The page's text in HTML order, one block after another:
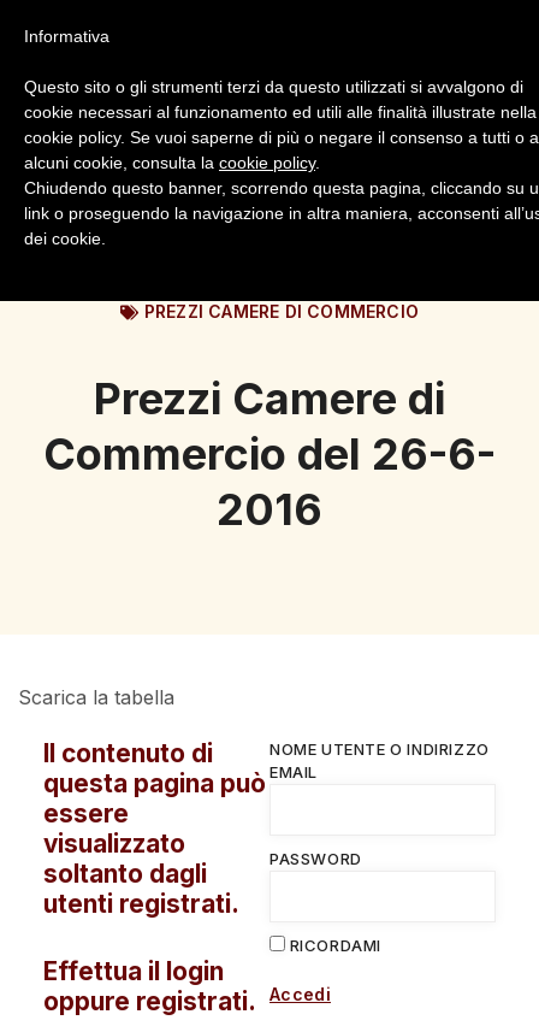
Login Registrazione
PREZZI CAMERE DI COMMERCIO
Prezzi Camere di
Commercio del 26-6-
2016
Scarica la tabella
Il contenuto di
questa pagina può
essere
visualizzato
soltanto dagli
utenti registrati.
Effettua il login
oppure registrati.
NOME UTENTE O INDIRIZZO
EMAIL
PASSWORD
RICORDAMI
Accedi
Informativa
Questo sito o gli strumenti terzi da questo utilizzati si avvalgono di
cookie necessari al funzionamento ed utili alle finalità illustrate nella
cookie policy. Se vuoi saperne di più o negare il consenso a tutti o
alcuni cookie, consulta la cookie policy.
Chiudendo questo banner, scorrendo questa pagina, cliccando su
link o proseguendo la navigazione in altra maniera, acconsenti
dei cookie.